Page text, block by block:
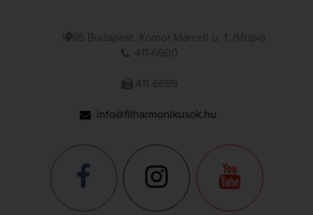
1095 Budapest, Komor Marcell u. 1. (Müpa)
411-6600
411-6699
info@filharmonikusok.hu